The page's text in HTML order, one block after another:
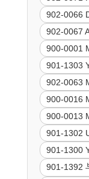
902-0066
902-0067
900-0001
901-1303
902-0063
900-0016
900-0013
901-1302
901-1300
901-1392